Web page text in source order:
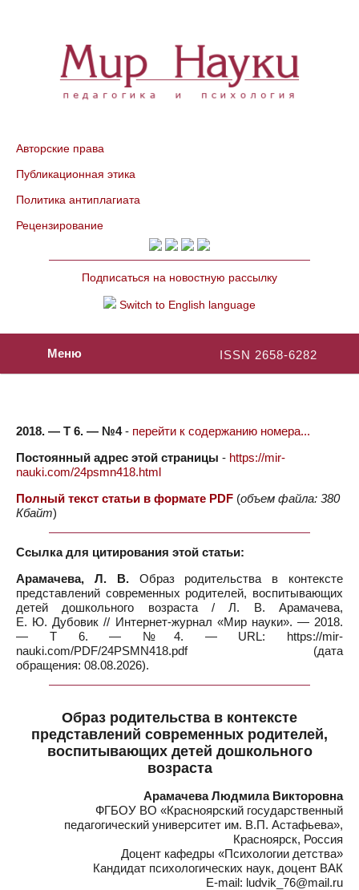
Авторские права
Публикационная этика
Политика антиплагиата
Рецензирование
Подписаться на новостную рассылку
Switch to English language
ISSN 2658-6282
Меню
2018. — Т 6. — №4- перейти к содержанию номера...
Постоянный адрес этой страницы - https://mir-
nauki.com/24psmn418.html
Полный текст статьи в формате PDF (объем файла: 380
Кбайт)
Ссылка для цитирования этой статьи:
Арамачева, Л. В.Образ родительства в контексте
представлений современных родителей, воспитывающих
детей дошкольного возраста / Л. В. Арамачева,
Е. Ю. Дубовик // Интернет-журнал «Мир науки». — 2018.
— Т 6. — №4. — URL: https://mir-
nauki.com/PDF/24PSMN418.pdf (дата
обращения: 08.08.2026).
Образ родительства в контексте
представлений современных родителей,
воспитывающих детей дошкольного
возраста
Арамачева Людмила Викторовна
ФГБОУ ВО «Красноярский государственный
педагогический университет им. В.П. Астафьева»,
Красноярск, Россия
Доцент кафедры «Психологии детства»
Кандидат психологических наук, доцент ВАК
E-mail: ludvik_76@mail.ru